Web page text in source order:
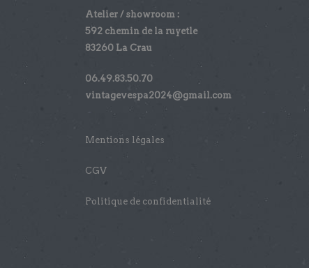
Atelier / showroom :
592 chemin de la ruyetle
83260 La Crau
06.49.83.50.70
vintagevespa2024@gmail.com
Mentions légales
CGV
Politique de confidentialité